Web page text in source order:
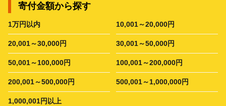
寄付金額から探す
1万円以内 10,001～20,000円
20,001～30,000円 30,001～50,000円
50,001～100,000円 100,001～200,000円
200,001～500,000円 500,001～1,000,000円
1,000,001円以上